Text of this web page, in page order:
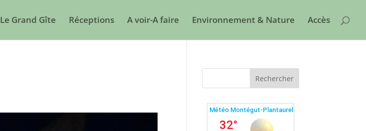
Le Grand Gîte Réceptions A voir-A faire Environnement & Nature Accès